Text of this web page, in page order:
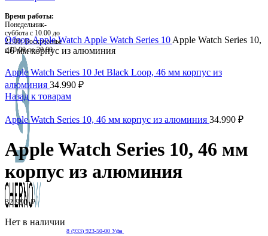
Время работы:
Понедельник-
суббота с 10.00 до
21.00; Воскресенье
с 10.00 до 20.00
8 (933) 923-50-00 Уфа
Нажмите, чтобы увеличить
ОбзорApple Watch Apple Watch Series 10 Apple Watch Series 10,
46 мм корпус из алюминия
Apple Watch Series 10 Jet Black Loop, 46 мм корпус из
алюминия 34.990 ₽
Назад к товарам
Apple Watch Series 10, 46 мм корпус из алюминия 34.990 ₽
Apple Watch Series 10, 46 мм
корпус из алюминия
32.990₽
Нет в наличии